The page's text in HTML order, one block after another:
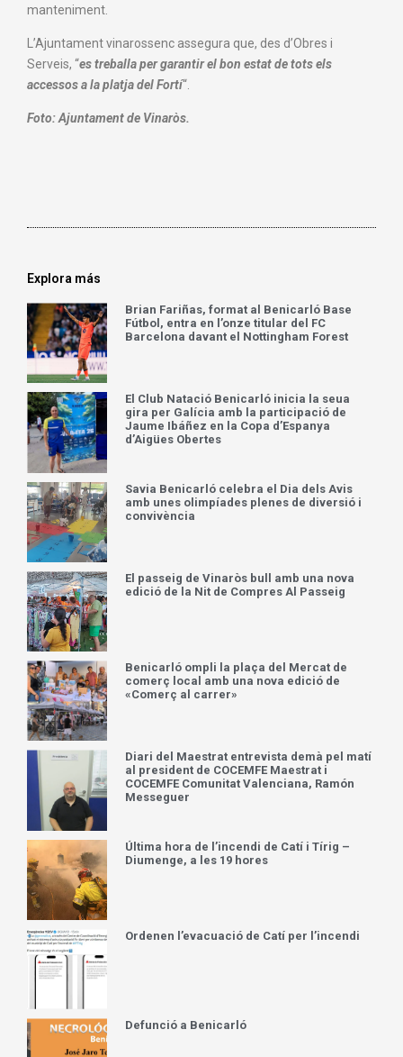
manteniment.
L’Ajuntament vinarossenc assegura que, des d’Obres i
Serveis, “es treballa per garantir el bon estat de tots els
accessos a la platja del Fortí“.
Foto: Ajuntament de Vinaròs.
Explora más
Brian Fariñas, format al Benicarló Base
Fútbol, entra en l’onze titular del FC
Barcelona davant el Nottingham Forest
El Club Natació Benicarló inicia la seua
gira per Galícia amb la participació de
Jaume Ibáñez en la Copa d’Espanya
d’Aigües Obertes
Savia Benicarló celebra el Dia dels Avis
amb unes olimpíades plenes de diversió i
convivència
El passeig de Vinaròs bull amb una nova
edició de la Nit de Compres Al Passeig
Benicarló ompli la plaça del Mercat de
comerç local amb una nova edició de
«Comerç al carrer»
Diari del Maestrat entrevista demà pel matí
al president de COCEMFE Maestrat i
COCEMFE Comunitat Valenciana, Ramón
Messeguer
Última hora de l’incendi de Catí i Tírig –
Diumenge, a les 19 hores
Ordenen l’evacuació de Catí per l’incendi
Defunció a Benicarló